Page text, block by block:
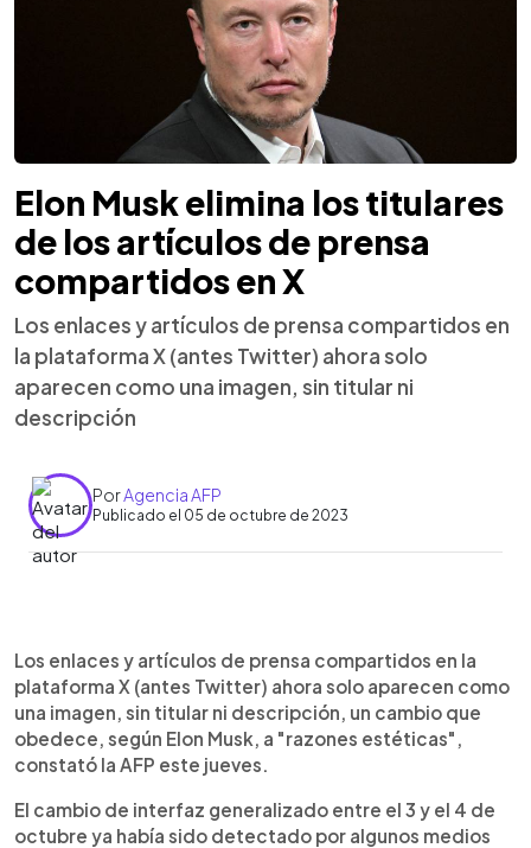
Elon Musk elimina los titulares
de los artículos de prensa
compartidos en X
Los enlaces y artículos de prensa compartidos en
la plataforma X (antes Twitter) ahora solo
aparecen como una imagen, sin titular ni
descripción
PorAgencia AFP
Publicado el 05 de octubre de 2023
► Escuchar artículo
Los enlaces y artículos de prensa compartidos en la
plataforma X (antes Twitter) ahora solo aparecen como
una imagen, sin titular ni descripción, un cambio que
obedece, según Elon Musk, a "razones estéticas",
constató la AFP este jueves.
El cambio de interfaz generalizado entre el 3 y el 4 de
octubre ya había sido detectado por algunos medios